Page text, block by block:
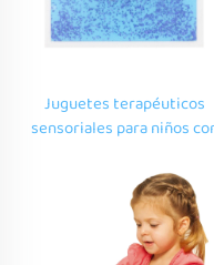
Juguetes terapéuticos
sensoriales para niños
líquido, juguetes de
rompecabezas para niños,
juguetes sensoriales para
niños con autismo